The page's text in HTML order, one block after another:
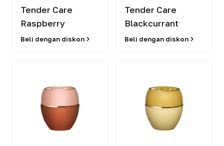
Tender Care
Raspberry
Beli dengan diskon
Tender Care
Blackcurrant
Beli dengan diskon